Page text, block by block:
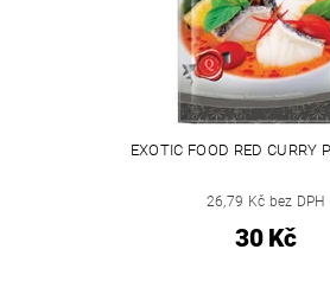
EXOTIC FOOD RED CURRY
26,79 Kč bez DPH
30 Kč